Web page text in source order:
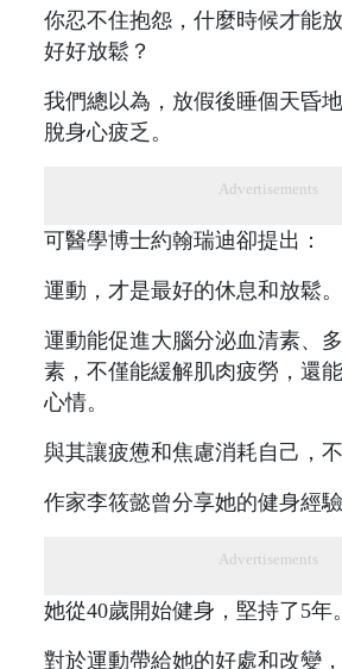
你忍不住抱怨，什麼時候才能
好好放鬆？
我們總以為，放假後睡個天昏
脫身心疲乏。
Advertisements
可醫學博士約翰瑞迪卻提出：
運動，才是最好的休息和放鬆。
運動能促進大腦分泌血清素、
素，不僅能緩解肌肉疲勞，還
心情。
與其讓疲憊和焦慮消耗自己，不
作家李筱懿曾分享她的健身經驗
Advertisements
她從40歲開始健身，堅持了5年。
對於運動帶給她的好處和改變